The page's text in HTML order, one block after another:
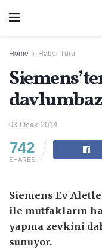
Home Haber Turu
davlumbaz
03 Ocak 2014
742
SHARES
Siemens Ev
ile mutfakların
yapma zevkini
sunuyor.